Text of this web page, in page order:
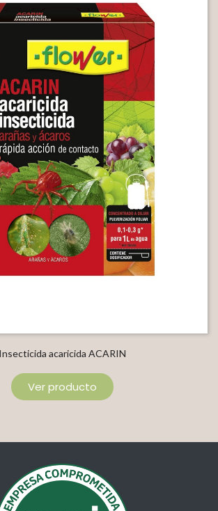
Insecticida acaricida ACARIN
Ver producto